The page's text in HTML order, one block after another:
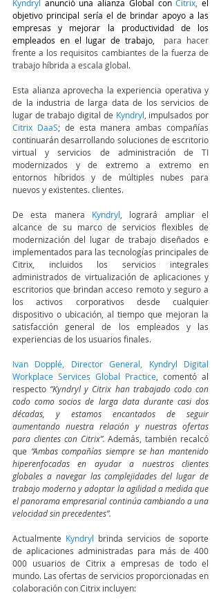
Kyndryl anunció una alianza Global con Citrix el
objetivo principal sería el de brindar apoyo a las
empresas y mejorar la productividad de los
empleados en el lugar de trabajo,
para hacer
frente a los requisitos cambiantes de la fuerza de
trabajo híbrida a escala global.
Esta alianza aprovecha la experiencia operativa y
de la industria de larga data de los servicios de
lugar de trabajo digital de Kyndryl
Citrix DaaS; de esta manera ambas compañías
continuarán desarrollando soluciones de escritorio
virtual y servicios de administración de TI
modernizados y de extremo a extremo en
entornos híbridos y de múltiples nubes para
nuevos y existentes. clientes.
De esta manera Kyndryl , logrará ampliar el
alcance de su marco de servicios flexibles de
modernización del lugar de trabajo diseñados e
implementados para las tecnologías principales de
Citrix, incluidos los servicios integrales
administrados de virtualización de aplicaciones y
escritorios que brindan acceso remoto y seguro a
los activos corporativos desde cualquier
dispositivo o ubicación, al tiempo que mejoran la
satisfacción general de los empleados y las
experiencias de los usuarios finales.
Ivan Dopplé, Director General, Kyndryl Digital
Workplace Services Global Practice , comentó al
respecto “Kyndryl y Citrix han trabajado codo con
codo como socios de larga data durante casi dos
décadas, y estamos encantados de seguir
aumentando nuestra relación y nuestras ofertas
para clientes con Citrix”. Además, también recalcó
que “Ambas compañías siempre se han mantenido
hiperenfocadas en ayudar a nuestros clientes
globales a navegar las complejidades del lugar de
trabajo moderno y adoptar la agilidad a medida que
el panorama empresarial continúa cambiando a una
velocidad sin precedentes”.
Actualmente Kyndryl brinda servicios de soporte
de aplicaciones administradas para más de 400
000 usuarios de Citrix a empresas de todo el
mundo. Las ofertas de servicios proporcionadas en
colaboración con Citrix incluyen: